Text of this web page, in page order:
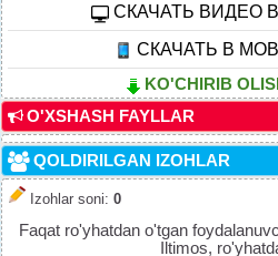
CКАЧАТЬ ВИДЕО
СКАЧАТЬ В
KO'CHIRIB
O'XSHASH FAYLLAR
QOLDIRILGAN IZOHLAR
Izohlar soni: 0
Faqat ro'yhatdan o'tgan
Iltimos,